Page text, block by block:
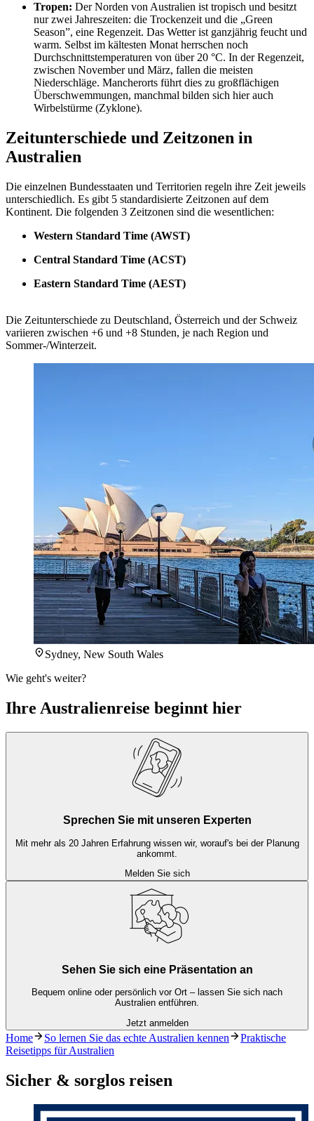
Tropen: Der Norden von Australien ist tropisch und besitzt
nur zwei Jahreszeiten: die Trockenzeit und die „Green
Season”, eine Regenzeit. Das Wetter ist ganzjährig feucht und
warm. Selbst im kältesten Monat herrschen noch
Durchschnittstemperaturen von über 20 °C. In der Regenzeit,
zwischen November und März, fallen die meisten
Niederschläge. Mancherorts führt dies zu großflächigen
Überschwemmungen, manchmal bilden sich hier auch
Wirbelstürme (Zyklone).
Zeitunterschiede und Zeitzonen in
Australien
Die einzelnen Bundesstaaten und Territorien regeln ihre Zeit jeweils
unterschiedlich. Es gibt 5 standardisierte Zeitzonen auf dem
Kontinent. Die folgenden 3 Zeitzonen sind die wesentlichen:
Western Standard Time (AWST)
Central Standard Time (ACST)
Eastern Standard Time (AEST)
Die Zeitunterschiede zu Deutschland, Österreich und der Schweiz
variieren zwischen +6 und +8 Stunden, je nach Region und
Sommer-/Winterzeit.
Sydney, New South Wales
Wie geht's weiter?
Ihre Australienreise beginnt hier
Sprechen Sie mit unseren Experten
Mit mehr als 20 Jahren Erfahrung wissen wir, worauf's bei der Planung
ankommt.
Melden Sie sich
Sehen Sie sich eine Präsentation an
Bequem online oder persönlich vor Ort – lassen Sie sich nach
Australien entführen.
Jetzt anmelden
Home So lernen Sie das echte Australien kennen
Praktische
Reisetipps für Australien
Sicher & sorglos reisen